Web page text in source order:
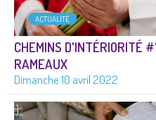
ACTUALITÉ
CHEMINS D'INTÉRIORITÉ
RAMEAUX
Dimanche 10 avril 2022